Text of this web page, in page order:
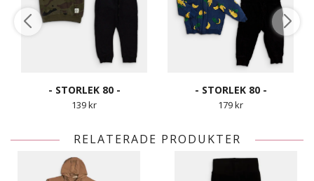
- STORLEK 80 -
139 kr
- STORLEK 80 -
179 kr
RELATERADE PRODUKTER